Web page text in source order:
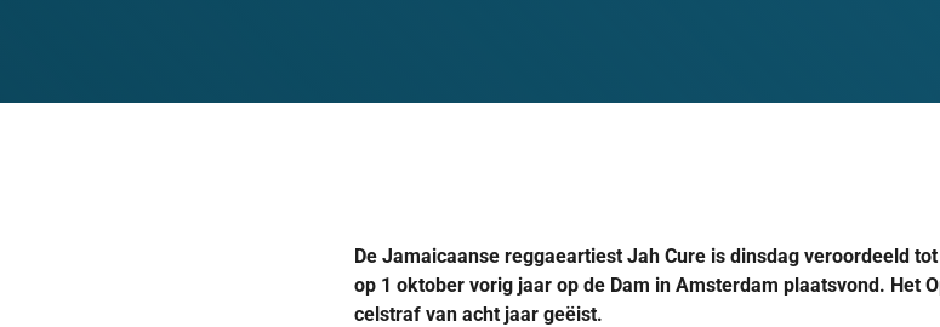
De Jamaicaanse reggaeartiest Jah Cure is dinsdag veroordeeld
op 1 oktober vorig jaar op de Dam in Amsterdam plaatsvond. Het
celstraf van acht jaar geëist.